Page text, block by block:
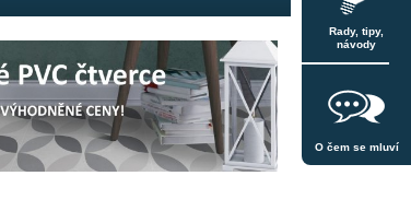
Rady, tipy,
návody
O čem se mluví